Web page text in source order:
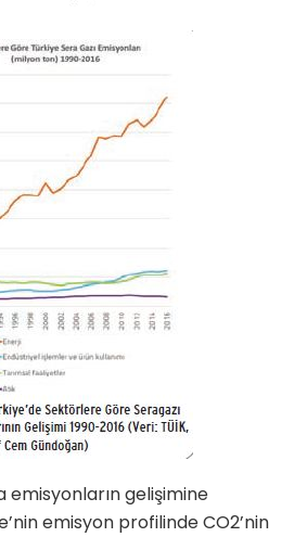
emisyonların gelişimine
emisyon profilinde CO2’nin